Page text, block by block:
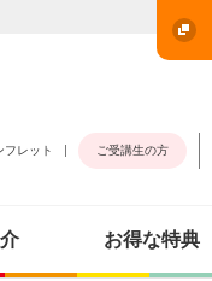
フレット ご受講生の方
お得な特典